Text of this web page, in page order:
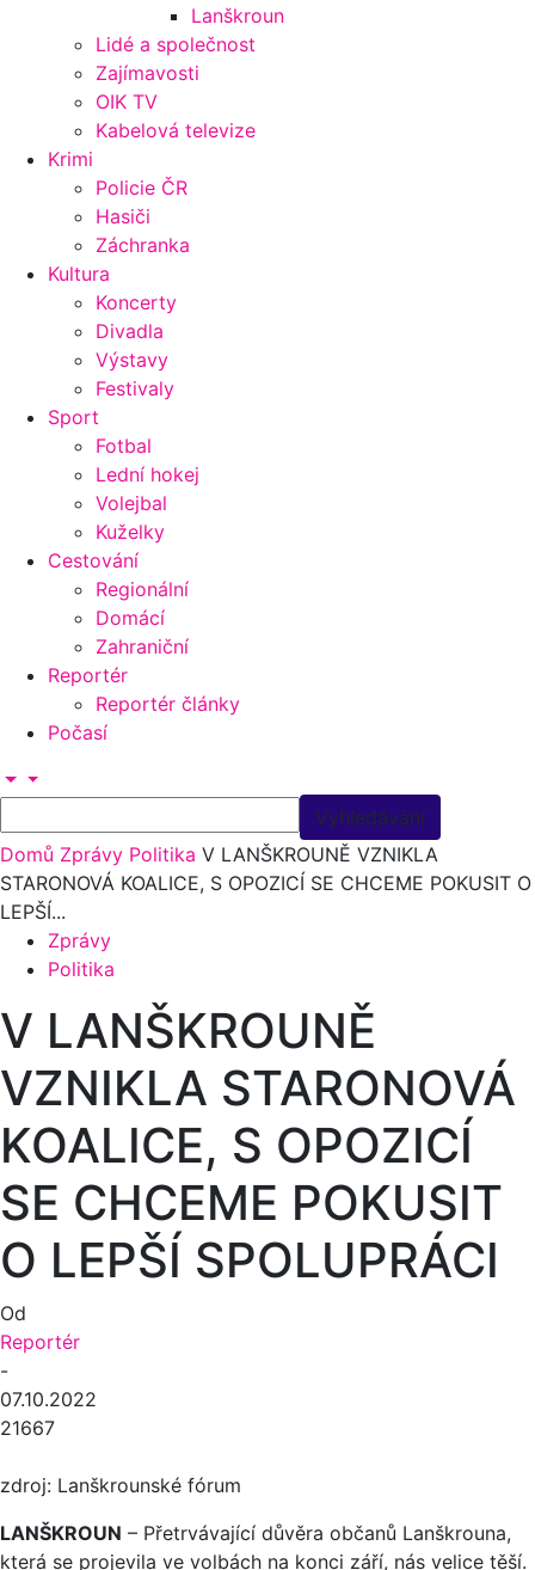
Lanškroun
Lidé a společnost
Zajímavosti
OIK TV
Kabelová televize
Krimi
Policie ČR
Hasiči
Záchranka
Kultura
Koncerty
Divadla
Výstavy
Festivaly
Sport
Fotbal
Lední hokej
Volejbal
Kuželky
Cestování
Regionální
Domácí
Zahraniční
Reportér
Reportér články
Počasí
Domů Zprávy Politika V LANŠKROUNĚ VZNIKLA
STARONOVÁ KOALICE, S OPOZICÍ SE CHCEME POKUSIT O
LEPŠÍ...
Zprávy
Politika
V LANŠKROUNĚ
VZNIKLA STARONOVÁ
KOALICE, S OPOZICÍ
SE CHCEME POKUSIT
O LEPŠÍ SPOLUPRÁCI
Od
Reportér
-
07.10.2022
21667
zdroj: Lanškrounské fórum
LANŠKROUN – Přetrvávající důvěra občanů Lanškrouna,
která se projevila ve volbách na konci září, nás velice těší.